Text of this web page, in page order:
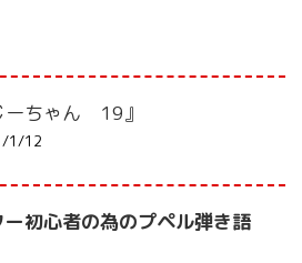
ーちゃん 19』
1/12
ー初心者の為のプペル弾き語